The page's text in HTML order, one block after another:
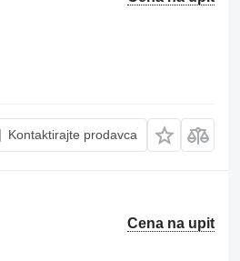
Kontaktirajte prodavca
Cena na upit